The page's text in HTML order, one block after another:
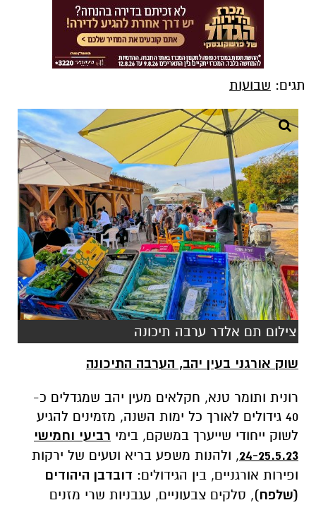
תגים: שבועות
צילום תם אלדר ערבה תיכונה
שוק אורגני בעין יהב, הערבה התיכונה
רונית ותומר טנא, חקלאים מעין יהב שמגדלים כ-
40 גידולים לאורך כל ימות השנה, מזמינים להגיע
לשוק ייחודי שייערך במשקם, בימי רביעי וחמישי
24-25.5.23, ולהנות משפע בריא וטעים של ירקות
ופירות אורגניים, בין הגידולים: דובדבן היהודים
(שלפח), סלקים צבעוניים, עגבניות שרי מזנים